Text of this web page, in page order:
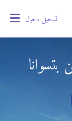
تسجيل دخول